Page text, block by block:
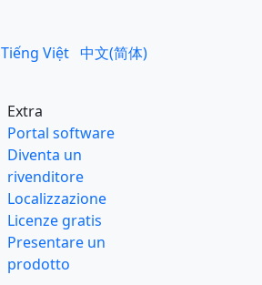
Tiếng Việt 中文(简体)
Extra
Portal software
Diventa un
rivenditore
Localizzazione
Licenze gratis
Presentare un
prodotto